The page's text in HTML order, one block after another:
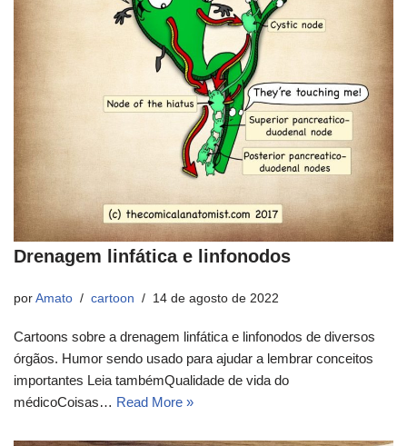
Drenagem linfática e linfonodos
por Amato cartoon 14 de agosto de 2022
Cartoons sobre a drenagem linfática e linfonodos de diversos
órgãos. Humor sendo usado para ajudar a lembrar conceitos
importantes Leia tambémQualidade de vida do
médicoCoisas… Read More »